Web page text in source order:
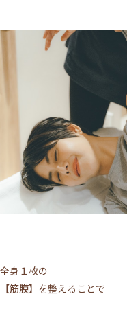
全身１枚の
【筋膜】 を整えることで